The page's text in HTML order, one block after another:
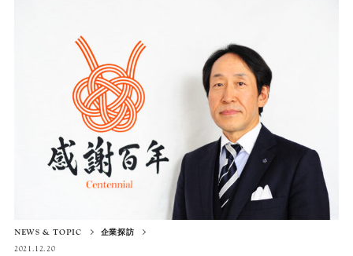
#TEKTON特別対談 #中井産業株式会社
NEWS & TOPIC
企業探訪
2021.12.20